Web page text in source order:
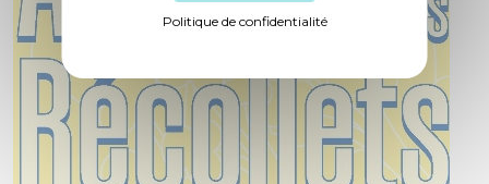
Politique de confidentialité